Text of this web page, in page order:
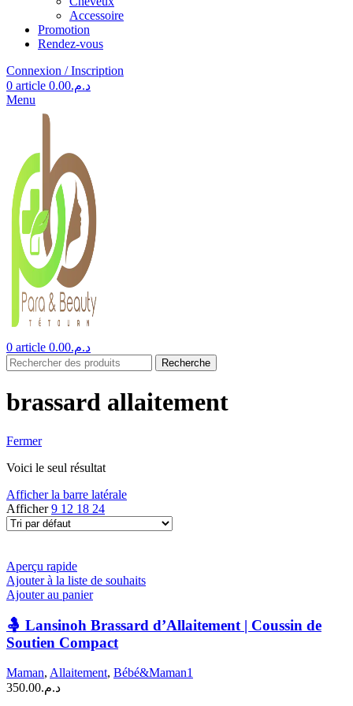
Accessoire
Promotion
Rendez-vous
Connexion / Inscription
0 article د.م.0.00
Menu
0 article د.م.0.00
Recherche
brassard allaitement
Fermer
Voici le seul résultat
Afficher la barre latérale
Afficher9 12 18 24
Aperçu rapide
Ajouter à la liste de souhaits
Ajouter au panier
🤱 Lansinoh Brassard d’Allaitement | Coussin de
Soutien Compact
Maman, Allaitement, Bébé&Maman1
د.م.350.00